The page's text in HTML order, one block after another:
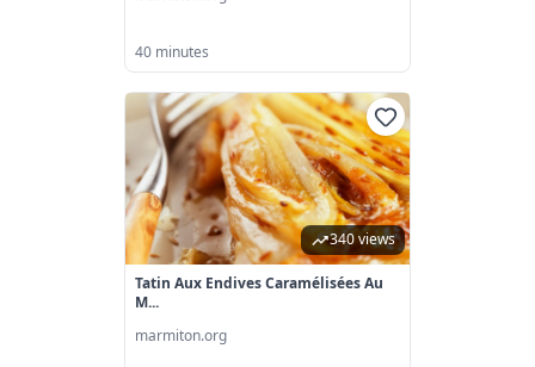
40 minutes
340 views
Tatin Aux Endives Caramélisées Au
M...
marmiton.org